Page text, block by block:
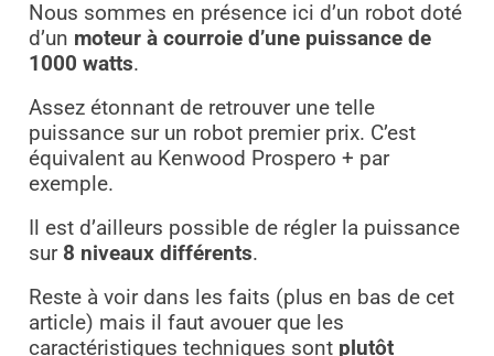
Nous sommes en présence ici d’un robot doté
d’un moteur à courroie d’une puissance de
1000 watts.
Assez étonnant de retrouver une telle
puissance sur un robot premier prix. C’est
équivalent au Kenwood Prospero + par
exemple.
Il est d’ailleurs possible de régler la puissance
sur8 niveaux différents.
Reste à voir dans les faits (plus en bas de cet
article) mais il faut avouer que les
caractéristiques techniques sont plutôt